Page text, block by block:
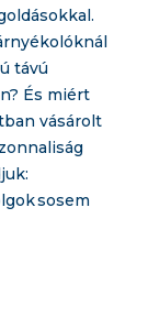
távú
És miért
vásárolt
sosem